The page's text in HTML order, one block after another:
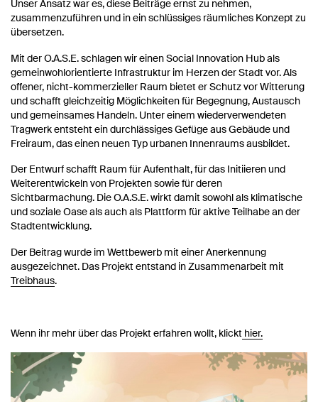
Unser Ansatz war es, diese Beiträge ernst zu nehmen,
zusammenzuführen und in ein schlüssiges räumliches Konzept zu
übersetzen.
Mit der O.A.S.E. schlagen wir einen Social Innovation Hub als
gemeinwohlorientierte Infrastruktur im Herzen der Stadt vor. Als
offener, nicht-kommerzieller Raum bietet er Schutz vor Witterung
und schafft gleichzeitig Möglichkeiten für Begegnung, Austausch
und gemeinsames Handeln. Unter einem wiederverwendeten
Tragwerk entsteht ein durchlässiges Gefüge aus Gebäude und
Freiraum, das einen neuen Typ urbanen Innenraums ausbildet.
Der Entwurf schafft Raum für Aufenthalt, für das Initiieren und
Weiterentwickeln von Projekten sowie für deren
Sichtbarmachung. Die O.A.S.E. wirkt damit sowohl als klimatische
und soziale Oase als auch als Plattform für aktive Teilhabe an der
Stadtentwicklung.
Der Beitrag wurde im Wettbewerb mit einer Anerkennung
ausgezeichnet. Das Projekt entstand in Zusammenarbeit mit
Treibhaus.
Wenn ihr mehr über das Projekt erfahren wollt, klickt hier.